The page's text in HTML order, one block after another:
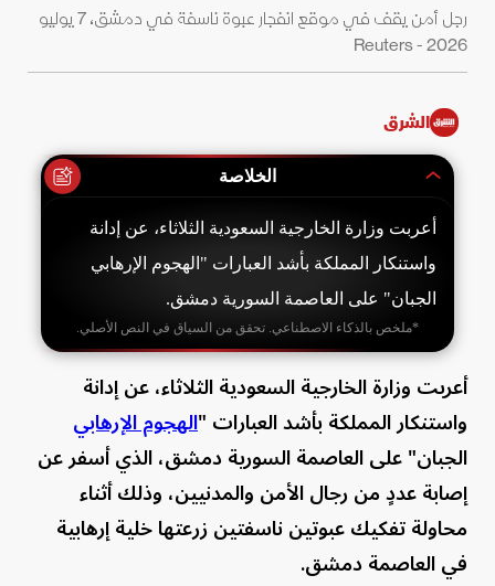
رجل أمن يقف في موقع انفجار عبوة ناسفة في دمشق، 7 يوليو
2026 - Reuters
الشرق
الخلاصة
أعربت وزارة الخارجية السعودية الثلاثاء، عن إدانة
واستنكار المملكة بأشد العبارات "الهجوم الإرهابي
الجبان" على العاصمة السورية دمشق.
*ملخص بالذكاء الاصطناعي. تحقق من السياق في النص الأصلي.
أعربت وزارة الخارجية السعودية الثلاثاء، عن إدانة
واستنكار المملكة بأشد العبارات "الهجوم الإرهابي
الجبان" على العاصمة السورية دمشق، الذي أسفر عن
إصابة عددٍ من رجال الأمن والمدنيين، وذلك أثناء
محاولة تفكيك عبوتين ناسفتين زرعتها خلية إرهابية
في العاصمة دمشق.